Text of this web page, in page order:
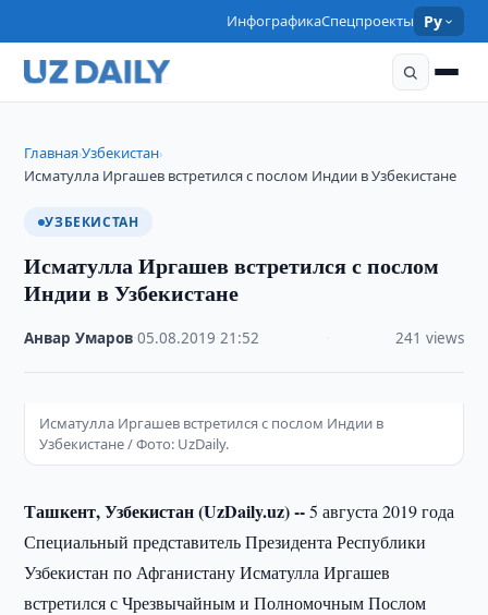
ИнфографикаСпецпроекты Ру
Главная›Узбекистан›
Исматулла Иргашев встретился с послом Индии в Узбекистане
УЗБЕКИСТАН
Исматулла Иргашев встретился с послом
Индии в Узбекистане
Анвар Умаров ·05.08.2019 ·21:52 241 views
Исматулла Иргашев встретился с послом Индии в
Узбекистане / Фото: UzDaily.
Ташкент, Узбекистан (UzDaily.uz) --5 августа 2019 года
Специальный представитель Президента Республики
Узбекистан по Афганистану Исматулла Иргашев
встретился с Чрезвычайным и Полномочным Послом